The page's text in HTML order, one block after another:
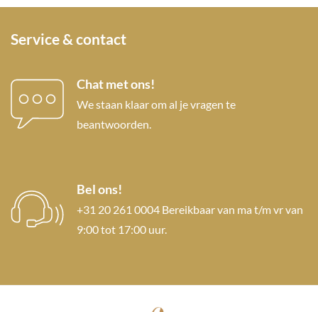
Service & contact
Chat met ons!
We staan klaar om al je vragen te
beantwoorden.
Bel ons!
+31 20 261 0004 Bereikbaar van ma t/m vr van
9:00 tot 17:00 uur.